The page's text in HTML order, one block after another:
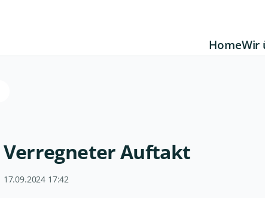
HomeWir
Verregneter Auftakt
17.09.2024 17:42